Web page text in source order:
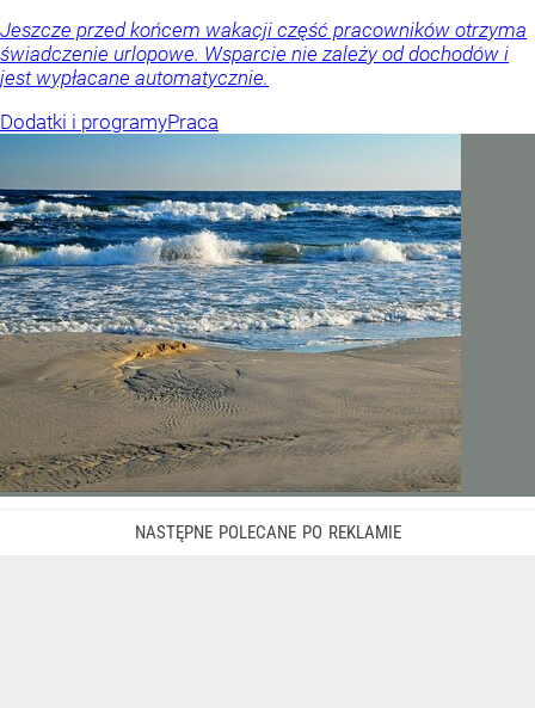
Jeszcze przed końcem wakacji część pracowników otrzyma
świadczenie urlopowe. Wsparcie nie zależy od dochodów i
jest wypłacane automatycznie.
Dodatki i programyPraca